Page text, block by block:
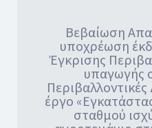
Βεβαίωση
υποχρέωση
Έγκρισης
υπαγωγής
έργο
σταθμού